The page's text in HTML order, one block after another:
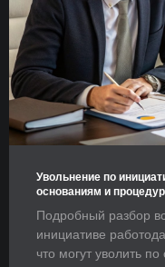
Увольнение по
основаниям и
Подробный разбор
инициативе
что могут уволить